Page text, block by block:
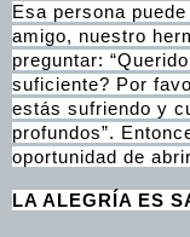
Esa persona
amigo, nuestro
preguntar:
suficiente? Por
estás sufriendo y
profundos”.
oportunidad de
LA ALEGRÍA ES